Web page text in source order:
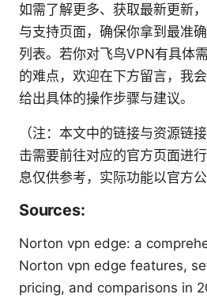
如需了解更多、获取最新更新
与支持页面，确保你拿到最准
列表。若你对飞鸟VPN有具体
的难点，欢迎在下方留言，我
给出具体的操作步骤与建议。
（注：本文中的链接与资源链
击需要前往对应的官方页面进
息仅供参考，实际功能以官方公
Sources:
Norton vpn edge: a
Norton vpn edge features,
pricing, and comparisons in